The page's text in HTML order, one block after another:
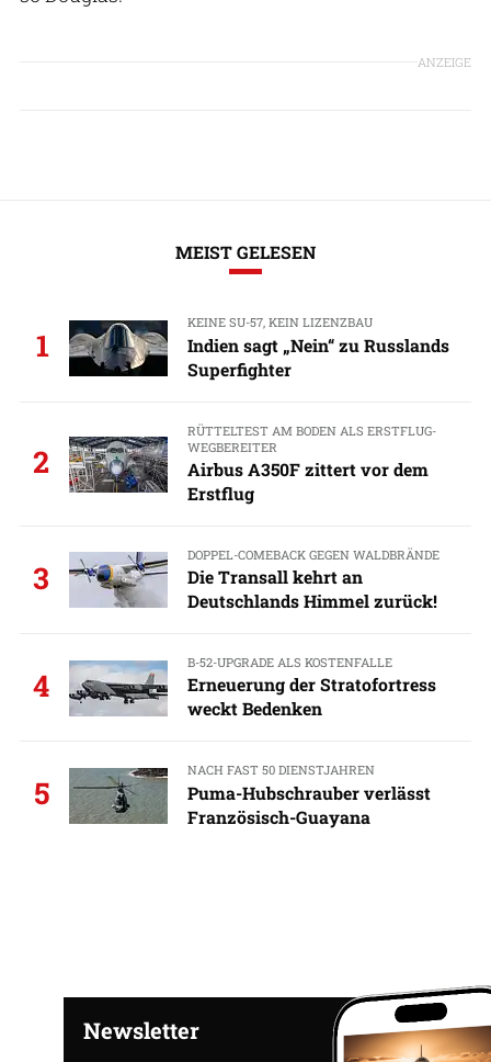
ANZEIGE
MEIST GELESEN
1
KEINE SU-57, KEIN LIZENZBAU
Indien sagt „Nein“ zu Russlands
Superfighter
2
RÜTTELTEST AM BODEN ALS ERSTFLUG-
WEGBEREITER
Airbus A350F zittert vor dem
Erstflug
3
DOPPEL-COMEBACK GEGEN WALDBRÄNDE
Die Transall kehrt an
Deutschlands Himmel zurück!
4
B-52-UPGRADE ALS KOSTENFALLE
Erneuerung der Stratofortress
weckt Bedenken
5
NACH FAST 50 DIENSTJAHREN
Puma-Hubschrauber verlässt
Französisch-Guayana
Newsletter